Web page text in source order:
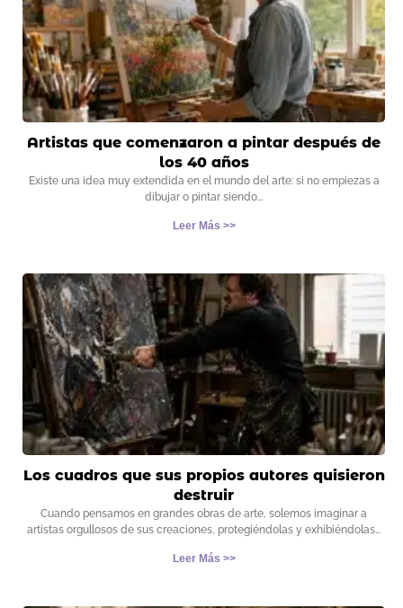
Artistas que comenzaron a pintar después de
los 40 años
Existe una idea muy extendida en el mundo del arte: si no empiezas a
dibujar o pintar siendo
Leer Más >>
Los cuadros que sus propios autores quisieron
destruir
Cuando pensamos en grandes obras de arte, solemos imaginar a
artistas orgullosos de sus creaciones, protegiéndolas y exhibiéndolas
Leer Más >>